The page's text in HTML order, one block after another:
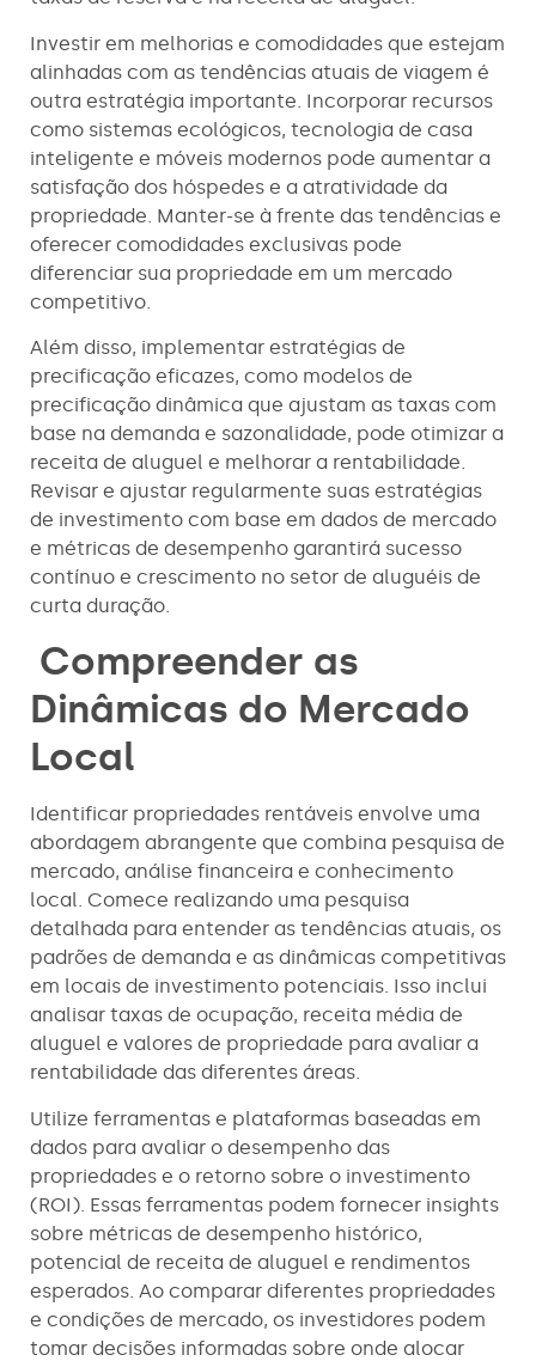
Investir em melhorias e comodidades que estejam
alinhadas com as tendências atuais de viagem é
outra estratégia importante. Incorporar recursos
como sistemas ecológicos, tecnologia de casa
inteligente e móveis modernos pode aumentar a
satisfação dos hóspedes e a atratividade da
propriedade. Manter-se à frente das tendências e
oferecer comodidades exclusivas pode
diferenciar sua propriedade em um mercado
competitivo.
Além disso, implementar estratégias de
precificação eficazes, como modelos de
precificação dinâmica que ajustam as taxas com
base na demanda e sazonalidade, pode otimizar a
receita de aluguel e melhorar a rentabilidade.
Revisar e ajustar regularmente suas estratégias
de investimento com base em dados de mercado
e métricas de desempenho garantirá sucesso
contínuo e crescimento no setor de aluguéis de
curta duração.
Compreender as
Dinâmicas do Mercado
Local
Identificar propriedades rentáveis envolve uma
abordagem abrangente que combina pesquisa de
mercado, análise financeira e conhecimento
local. Comece realizando uma pesquisa
detalhada para entender as tendências atuais, os
padrões de demanda e as dinâmicas competitivas
em locais de investimento potenciais. Isso inclui
analisar taxas de ocupação, receita média de
aluguel e valores de propriedade para avaliar a
rentabilidade das diferentes áreas.
Utilize ferramentas e plataformas baseadas em
dados para avaliar o desempenho das
propriedades e o retorno sobre o investimento
(ROI). Essas ferramentas podem fornecer insights
sobre métricas de desempenho histórico,
potencial de receita de aluguel e rendimentos
esperados. Ao comparar diferentes propriedades
e condições de mercado, os investidores podem
tomar decisões informadas sobre onde alocar